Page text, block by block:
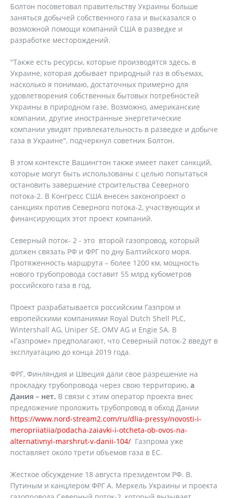
Болтон посоветовал правительству Украины больше
заняться добычей собственного газа и высказался о
возможной помощи компаний США в разведке и
разработке месторождений.
"Также есть ресурсы, которые производятся здесь, в
Украине, которая добывает природный газ в объемах,
насколько я понимаю, достаточных примерно для
удовлетворения собственных бытовых потребностей
Украины в природном газе. Возможно, американские
компании, другие иностранные энергетические
компании увидят привлекательность в разведке и добыче
газа в Украине", подчеркнул советник Болтон.
В этом контексте Вашингтон также имеет пакет санкций,
которые могут быть использованы с целью попытаться
остановить завершение строительства Северного
потока-2. В Конгресс США внесен законопроект о
санкциях против Северного потока-2, участвующих и
финансирующих этот проект компаний.
Северный поток- 2 - это второй газопровод, который
должен связать РФ и ФРГ по дну Балтийского моря.
Протяженность маршрута – более 1200 км, мощность
нового трубопровода составит 55 млрд кубометров
российского газа в год.
Проект разрабатывается российским Газпром и
европейскими компаниями Royal Dutch Shell PLC,
Wintershall AG, Uniper SE, OMV AG и Engie SA. В
«Газпроме» предполагают, что Северный поток-2 введут в
эксплуатацию до конца 2019 года.
ФРГ, Финляндия и Швеция дали свое разрешение на
прокладку трубопровода через свою территорию, а
Дания – нет. В связи с этим оператор проекта внес
предложение проложить трубопровод в обход Дании
https://www.nord-stream2.com/ru/dlia-pressy/novosti-i-
meropriiatiia/podacha-zaiavki-i-otcheta-ob-ovos-na-
alternativnyi-marshrut-v-danii-104/ Газпрома уже
поставляет около трети объемов газа в ЕС.
Жесткое обсуждение 18 августа президентом РФ. В.
Путиным и канцлером ФРГ А. Меркель Украины и проекта